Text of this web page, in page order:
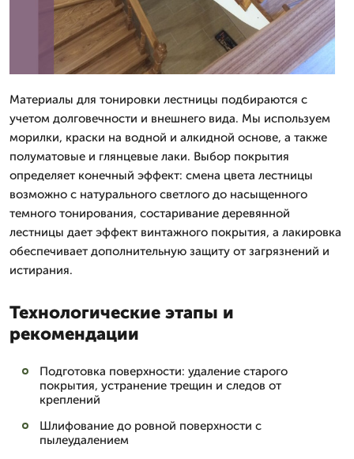
Материалы для тонировки лестницы подбираются с
учетом долговечности и внешнего вида. Мы используем
морилки, краски на водной и алкидной основе, а также
полуматовые и глянцевые лаки. Выбор покрытия
определяет конечный эффект: смена цвета лестницы
возможно с натурального светлого до насыщенного
темного тонирования, состаривание деревянной
лестницы дает эффект винтажного покрытия, а лакировка
обеспечивает дополнительную защиту от загрязнений и
истирания.
Технологические этапы и
рекомендации
Подготовка поверхности: удаление старого
покрытия, устранение трещин и следов от
креплений
Шлифование до ровной поверхности с
пылеудалением